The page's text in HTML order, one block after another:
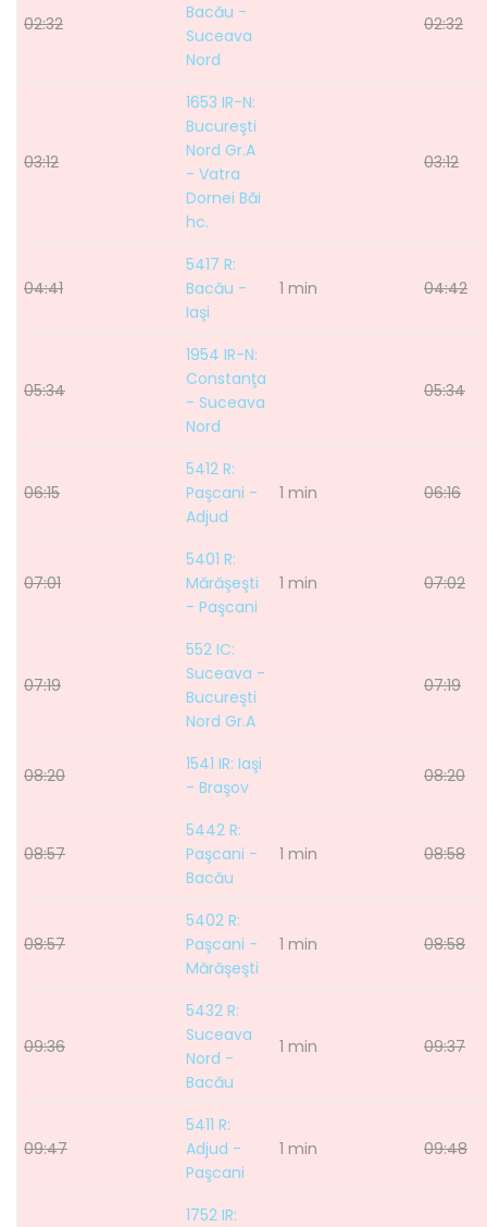
02:32
Bacău -
Suceava
Nord
02:32
03:12
1653 IR-N:
Bucureşti
Nord Gr.A
- Vatra
Dornei Băi
hc.
03:12
04:41
5417 R:
Bacău -
Iaşi
1 min 04:42
05:34
1954 IR-N:
Constanţa
- Suceava
Nord
05:34
06:15
5412 R:
Paşcani -
Adjud
1 min 06:16
07:01
5401 R:
Mărăşeşti
- Paşcani
1 min 07:02
07:19
552 IC:
Suceava -
Bucureşti
Nord Gr.A
07:19
08:20
1541 IR: Iaşi
- Braşov
08:20
08:57
5442 R:
Paşcani -
Bacău
1 min 08:58
08:57
5402 R:
Paşcani -
Mărăşeşti
1 min 08:58
09:36
5432 R:
Suceava
Nord -
Bacău
1 min 09:37
09:47
5411 R:
Adjud -
Paşcani
1 min 09:48
1752 IR: